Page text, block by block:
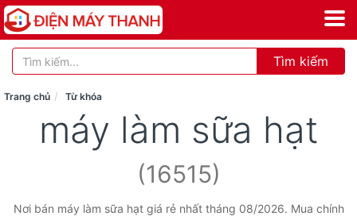
Tìm kiếm
Trang chủ Từ khóa
máy làm sữa hạt
(16515)
Nơi bán máy làm sữa hạt giá rẻ nhất tháng 08/2026. Mua chính